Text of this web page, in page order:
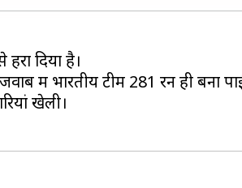
दिया है।
में भारतीय टीम 281 रन ही बना
खेली।